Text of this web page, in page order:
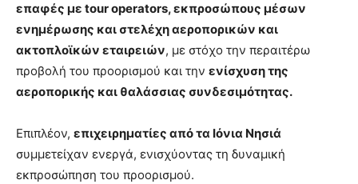
επαφές με tour operators, εκπροσώπους μέσων
ενημέρωσης και στελέχη αεροπορικών και
ακτοπλοϊκών εταιρειών, με στόχο την περαιτέρω
προβολή του προορισμού και την ενίσχυση της
αεροπορικής και θαλάσσιας συνδεσιμότητας.
Επιπλέον, επιχειρηματίες από τα Ιόνια Νησιά
συμμετείχαν ενεργά, ενισχύοντας τη δυναμική
εκπροσώπηση του προορισμού.